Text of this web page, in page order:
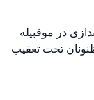
در موقبیله
تحت تعقیب